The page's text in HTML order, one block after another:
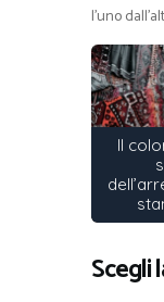
l’uno
Il
Scegli